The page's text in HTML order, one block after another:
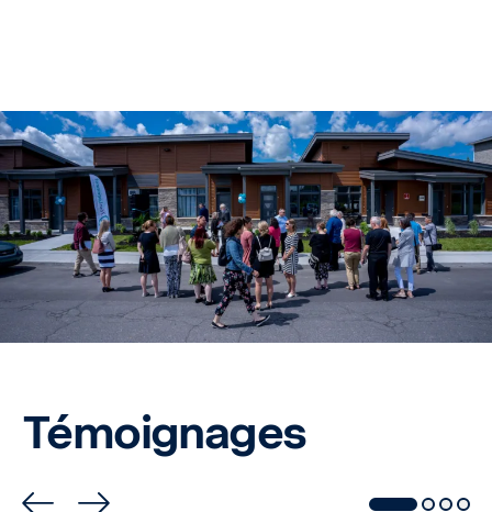
Témoignages